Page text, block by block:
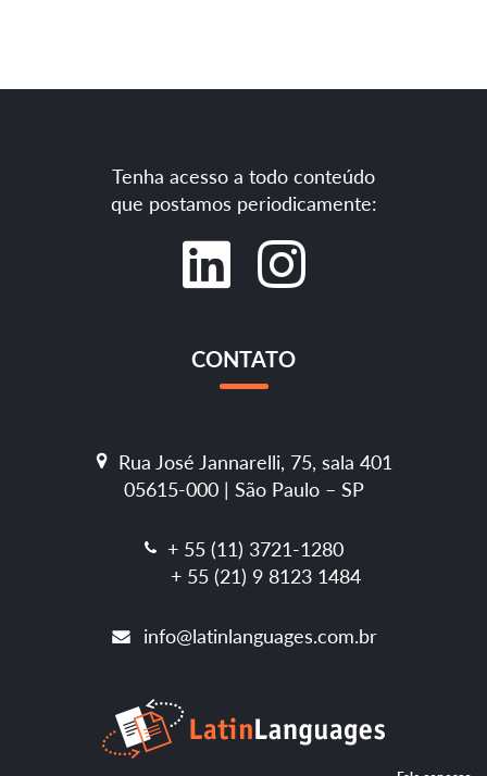
Tenha acesso a todo conteúdo
que postamos periodicamente:
CONTATO
Rua José Jannarelli, 75, sala 401
05615-000 | São Paulo – SP
+ 55 (11) 3721-1280
+ 55 (21) 9 8123 1484
info@latinlanguages.com.br